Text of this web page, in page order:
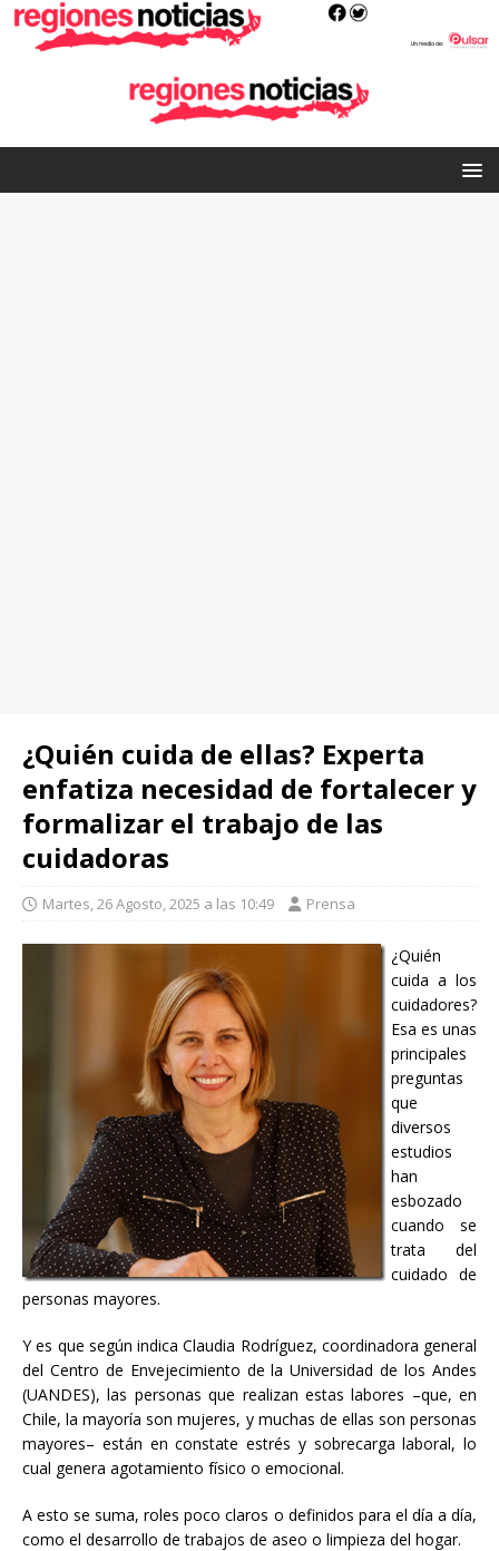
¿Quién cuida de ellas? Experta
enfatiza necesidad de fortalecer y
formalizar el trabajo de las
cuidadoras
Martes, 26 Agosto, 2025 a las 10:49 Prensa
¿Quién
cuida a los
cuidadores?
Esa es unas
principales
preguntas
que
diversos
estudios
han
esbozado
cuando se
trata del
cuidado de
personas mayores.
Y es que según indica Claudia Rodríguez, coordinadora general
del Centro de Envejecimiento de la Universidad de los Andes
(UANDES), las personas que realizan estas labores –que, en
Chile, la mayoría son mujeres, y muchas de ellas son personas
mayores– están en constate estrés y sobrecarga laboral, lo
cual genera agotamiento físico o emocional.
A esto se suma, roles poco claros o definidos para el día a día,
como el desarrollo de trabajos de aseo o limpieza del hogar.